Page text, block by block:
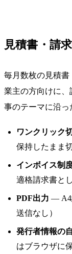
見積書・請
毎月数枚の見積
業主の方向けに、
事のテーマに沿っ
ワンクリック
保持したまま
インボイス制
適格請求書と
PDF出力 — A4
送信なし）
発行者情報の
はブラウザに